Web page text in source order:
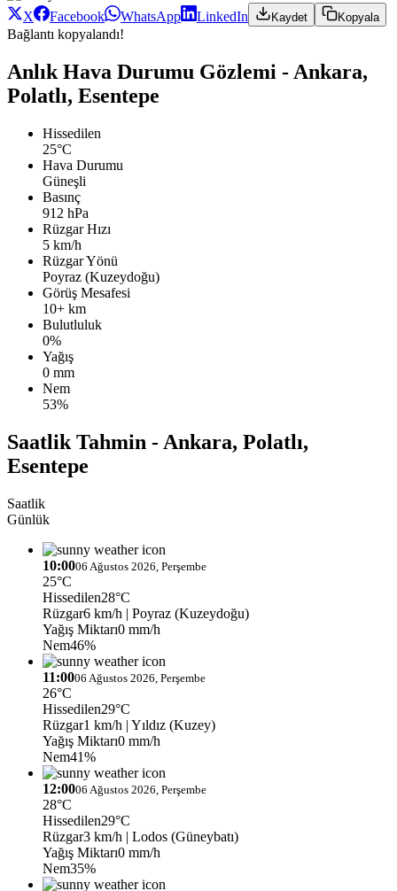
X Facebook WhatsApp LinkedIn Kaydet Kopyala
Bağlantı kopyalandı!
Anlık Hava Durumu Gözlemi - Ankara,
Polatlı, Esentepe
Hissedilen
25°C
Hava Durumu
Güneşli
Basınç
912 hPa
Rüzgar Hızı
5 km/h
Rüzgar Yönü
Poyraz (Kuzeydoğu)
Görüş Mesafesi
10+ km
Bulutluluk
0%
Yağış
0 mm
Nem
53%
Saatlik Tahmin - Ankara, Polatlı,
Esentepe
Saatlik
Günlük
10:0006 Ağustos 2026, Perşembe
25°C
Hissedilen28°C
Rüzgar6 km/h | Poyraz (Kuzeydoğu)
Yağış Miktarı0 mm/h
Nem46%
11:0006 Ağustos 2026, Perşembe
26°C
Hissedilen29°C
Rüzgar1 km/h | Yıldız (Kuzey)
Yağış Miktarı0 mm/h
Nem41%
12:0006 Ağustos 2026, Perşembe
28°C
Hissedilen29°C
Rüzgar3 km/h | Lodos (Güneybatı)
Yağış Miktarı0 mm/h
Nem35%